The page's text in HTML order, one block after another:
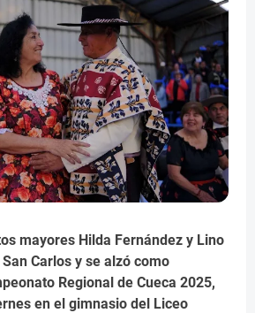
mayores Hilda Fernández y Lino
Carlos y se alzó como
Regional de Cueca 2025,
en el gimnasio del Liceo